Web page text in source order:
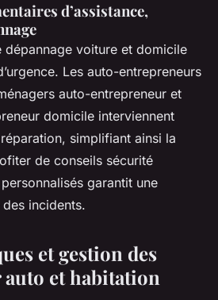
d’assistance,
dépannage voiture et domicile
Les auto-entrepreneurs
auto-entrepreneur et
domicile interviennent
simplifiant ainsi la
de conseils sécurité
garantit une
incidents.
et gestion des
et habitation